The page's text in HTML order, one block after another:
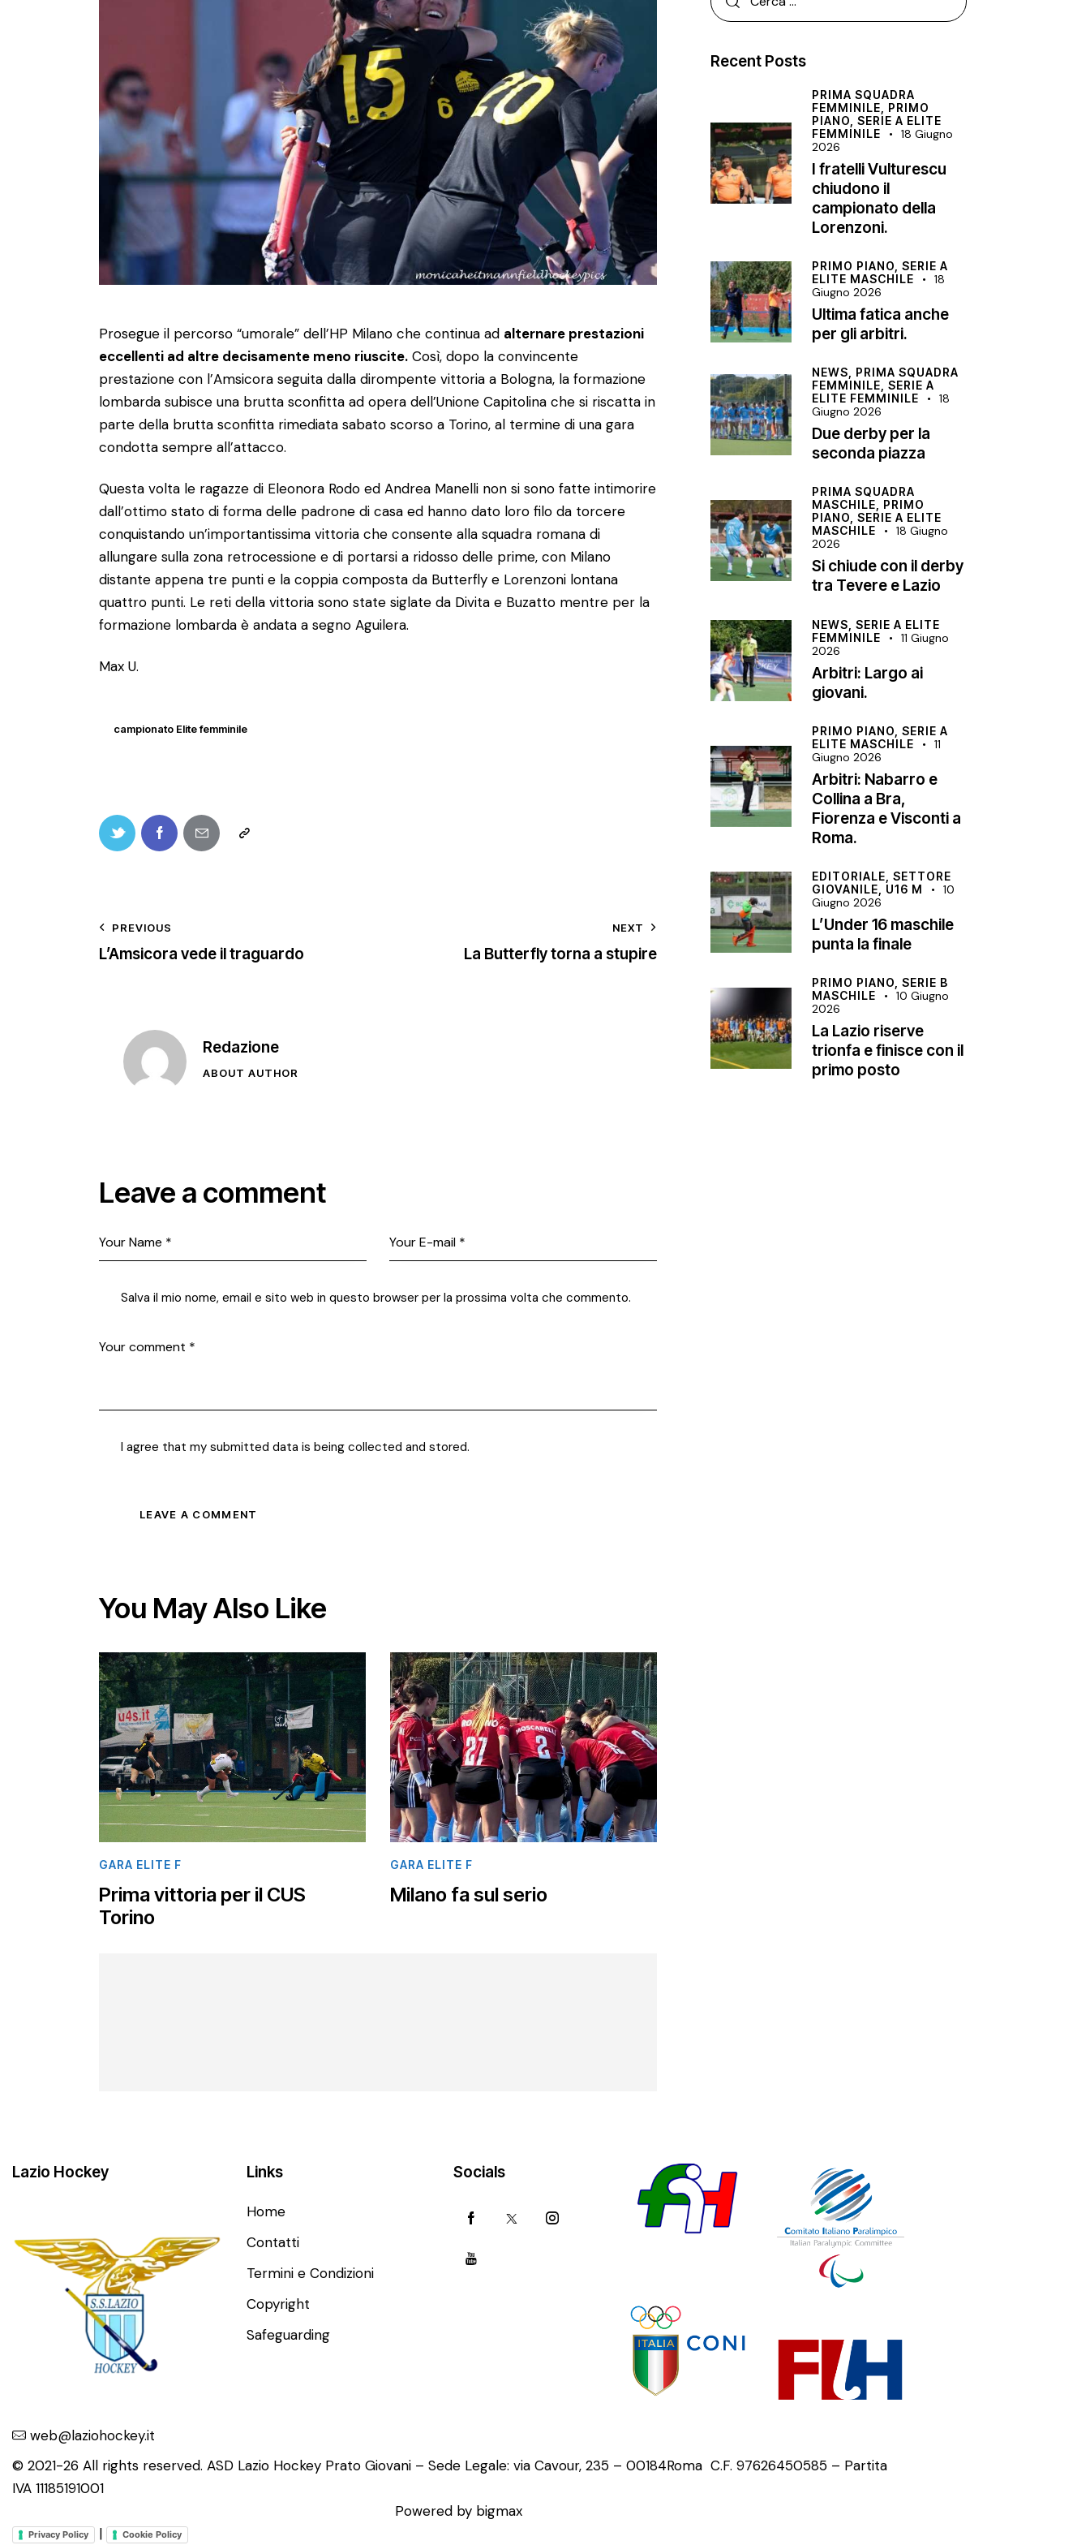
Prosegue il percorso “umorale” dell’HP Milano che continua ad alternare prestazioni
eccellenti ad altre decisamente meno riuscite. Così, dopo la convincente
prestazione con l’Amsicora seguita dalla dirompente vittoria a Bologna, la formazione
lombarda subisce una brutta sconfitta ad opera dell’Unione Capitolina che si riscatta in
parte della brutta sconfitta rimediata sabato scorso a Torino, al termine di una gara
condotta sempre all’attacco.
Questa volta le ragazze di Eleonora Rodo ed Andrea Manelli non si sono fatte intimorire
dall’ottimo stato di forma delle padrone di casa ed hanno dato loro filo da torcere
conquistando un’importantissima vittoria che consente alla squadra romana di
allungare sulla zona retrocessione e di portarsi a ridosso delle prime, con Milano
distante appena tre punti e la coppia composta da Butterfly e Lorenzoni lontana
quattro punti. Le reti della vittoria sono state siglate da Divita e Buzatto mentre per la
formazione lombarda è andata a segno Aguilera.
Max U.
campionato Elite femminile
PREVIOUS
L’Amsicora vede il traguardo
NEXT
La Butterfly torna a stupire
Redazione
ABOUT AUTHOR
Leave a comment
Salva il mio nome, email e sito web in questo browser per la prossima volta che commento.
I agree that my submitted data is being collected and stored.
You May Also Like
GARA ELITE F
Prima vittoria per il CUS
Torino
GARA ELITE F
Milano fa sul serio
Recent Posts
PRIMA SQUADRA
FEMMINILE, PRIMO
PIANO,SERIE A ELITE
FEMMINILE
18 Giugno
2026
I fratelli Vulturescu
chiudono il
campionato della
Lorenzoni.
PRIMO PIANO,SERIE A
ELITE MASCHILE
18
Giugno 2026
Ultima fatica anche
per gli arbitri.
NEWS, PRIMA SQUADRA
FEMMINILE,SERIE A
ELITE FEMMINILE
18
Giugno 2026
Due derby per la
seconda piazza
PRIMA SQUADRA
MASCHILE, PRIMO
PIANO,SERIE A ELITE
MASCHILE
18 Giugno
2026
Si chiude con il derby
tra Tevere e Lazio
NEWS,SERIE A ELITE
FEMMINILE
11 Giugno
2026
Arbitri: Largo ai
giovani.
PRIMO PIANO,SERIE A
ELITE MASCHILE
11
Giugno 2026
Arbitri: Nabarro e
Collina a Bra,
Fiorenza e Visconti a
Roma.
EDITORIALE,SETTORE
GIOVANILE, U16 M
10
Giugno 2026
L’Under 16 maschile
punta la finale
PRIMO PIANO,SERIE B
MASCHILE
10 Giugno
2026
La Lazio riserve
trionfa e finisce con il
primo posto
Lazio Hockey
web@laziohockey.it
Links
Home
Contatti
Termini e Condizioni
Copyright
Safeguarding
Socials
© 2021-26 All rights reserved. ASD Lazio Hockey Prato Giovani – Sede Legale: via Cavour, 235 – 00184Roma C.F. 97626450585 – Partita
IVA 11185191001
Powered by bigmax
Privacy Policy | Cookie Policy